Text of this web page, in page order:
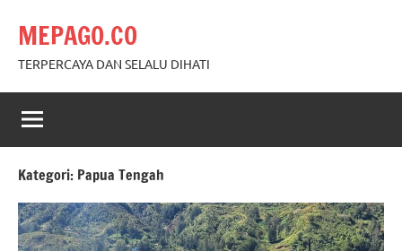
content
MEPAGO.CO
TERPERCAYA DAN SELALU DIHATI
Kategori: Papua Tengah